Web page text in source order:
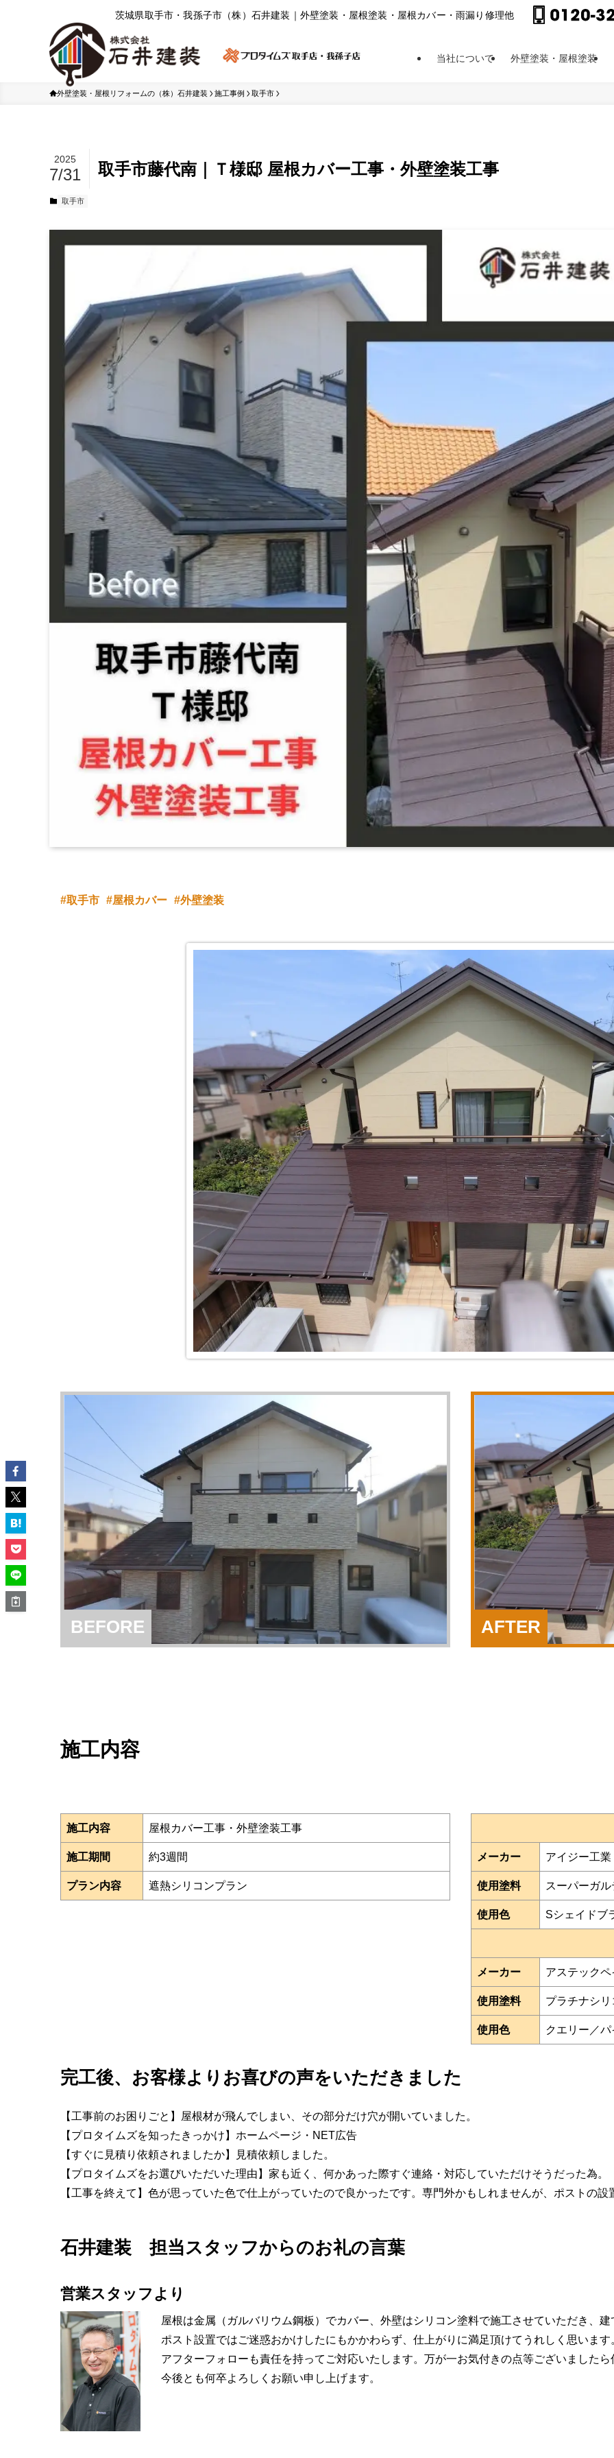
茨城県取⼿市・我孫⼦市（株）⽯井建装｜外壁塗装・屋根塗装・屋根カバー・⾬漏り修理他
当社について 外壁塗装・屋根塗装
外壁塗装・屋根リフォームの（株）石井建装 施工事例 取手市
取手市藤代南｜Ｔ様邸 屋根カバー工事・外壁塗装工事
2025
7/31
取手市
取手市 屋根カバー 外壁塗装
BEFORE AFTER
施工内容
施工内容 屋根カバー工事・外壁塗装工事
施工期間 約3週間
プラン内容 遮熱シリコンプラン
メーカー アイジー工業
使用塗料 スーパーガ
使用色 Sシェイドブ
メーカー アステックペ
使用塗料 プラチナシ
使用色 クエリー／
完工後、お客様よりお喜びの声をいただきました
【工事前のお困りごと】屋根材が飛んでしまい、その部分だけ穴が開いていました。
【プロタイムズを知ったきっかけ】ホームページ・NET広告
【すぐに見積り依頼されましたか】見積依頼しました。
【プロタイムズをお選びいただいた理由】家も近く、何かあった際すぐ連絡・対応していただけそうだった為。
【工事を終えて】色が思っていた色で仕上がっていたので良かったです。専門外かもしれませんが、ポストの
石井建装 担当スタッフからのお礼の言葉
営業スタッフより
屋根は金属（ガルバリウム鋼板）でカバー、外壁はシリコン塗料で施工させていただき、
ポスト設置ではご迷惑おかけしたにもかかわらず、仕上がりに満足頂けてうれしく思います
アフターフォローも責任を持ってご対応いたします。万が一お気付きの点等ございました
今後とも何卒よろしくお願い申し上げます。